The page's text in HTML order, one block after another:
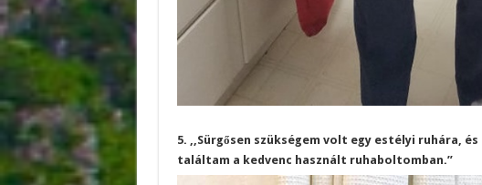
5. ,,Sürgősen szükségem volt egy estélyi ruhára,
találtam a kedvenc használt ruhaboltomban.”